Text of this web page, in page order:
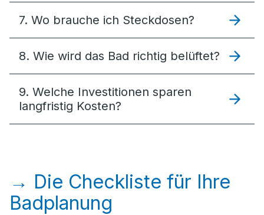
7. Wo brauche ich Steckdosen?
8. Wie wird das Bad richtig belüftet?
9. Welche Investitionen sparen
langfristig Kosten?
→ Die Checkliste für Ihre
Badplanung